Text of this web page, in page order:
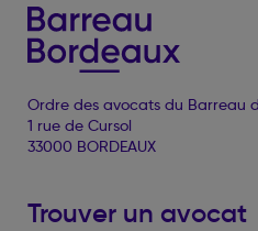
Ordre des avocats du Barreau
1 rue de Cursol
33000 BORDEAUX
Trouver un avocat